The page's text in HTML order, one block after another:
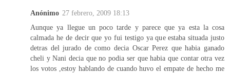
Anónimo 27 febrero, 2009 18:13
Aunque ya llegue un poco tarde y parece que ya esta la cosa
calmada he de decir que yo fui testigo ya que estaba situada justo
detras del jurado de como decia Oscar Perez que habia ganado
cheli y Nani decia que no podia ser que habia que contar otra vez
los votos ,estoy hablando de cuando huvo el empate de hecho me